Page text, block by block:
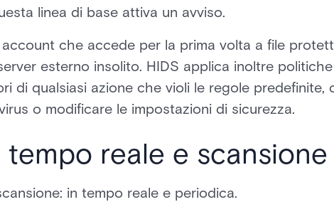
linea di base attiva un avviso.
che accede per la prima volta a file
esterno insolito. HIDS applica inoltre
di qualsiasi azione che violi le regole predefinite,
o modificare le impostazioni di sicurezza.
tempo reale e
in tempo reale e periodica.